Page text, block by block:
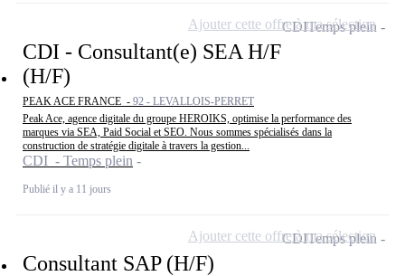
CDI - Consultant(e) SEA H/F
(H/F)
PEAK ACE FRANCE - 92 - LEVALLOIS-PERRET
Peak Ace, agence digitale du groupe HEROIKS, optimise la performance des
marques via SEA, Paid Social et SEO. Nous sommes spécialisés dans la
construction de stratégie digitale à travers la gestion...
CDI - Temps plein
Publié il y a 11 jours
CDITemps plein
Ajouter cette offre à ma sélection
Consultant SAP (H/F)
CDITemps plein
Ajouter cette offre à ma sélection